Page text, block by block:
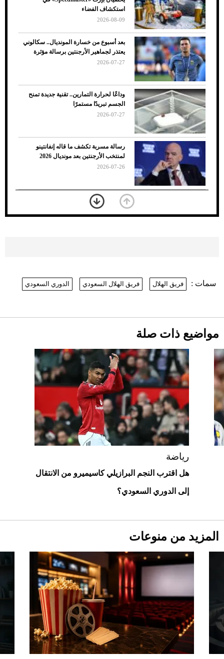
الأسباب والحلول
7 نصائح لاختيار لون البنطلون المناسب للقميص
الأسود
أغلى 10 عطور في العالم للرجال تمنحك فخامة
استثنائية
Aston Martin Valiant: على هوى الأبطال
استكشاف الفضاء
2026-08-09
بعد أسبوع من خسارة المونديال.. سكالوني
يعتذر لجماهير الأرجنتين برسالة مؤثرة
2026-07-27
وداعًا لحرارة التمارين.. تقنية جديدة تمنح
الجسم تبريدًا مستمرًا
2026-07-27
رسالة مسربة تكشف ما قاله إنفانتينو
لمنتخب الأرجنتين بعد مونديال 2026
2026-07-26
«الجوازات» تكشف طريقة استخراج رقم
الحدود للزائر عبر أبشر
2026-07-26
أقصر يوم في 2026 يقترب.. ماذا يحدث في
دوران الأرض؟
2026-07-25
Comeback" في جدة (فيديو)
2026-07-25
سمات : فريق الهلال فريق الهلال السعودي الدوري السعودي
مواضيع ذات صلة
رياضة
هل اقترب النجم البرازيلي كاسيميرو من الانتقال
إلى الدوري السعودي؟
المزيد من منوعات